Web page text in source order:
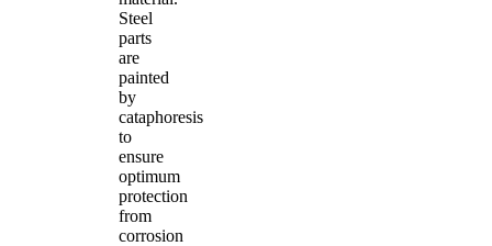
Steel
parts
are
painted
by
cataphoresis
to
ensure
optimum
protection
from
corrosion